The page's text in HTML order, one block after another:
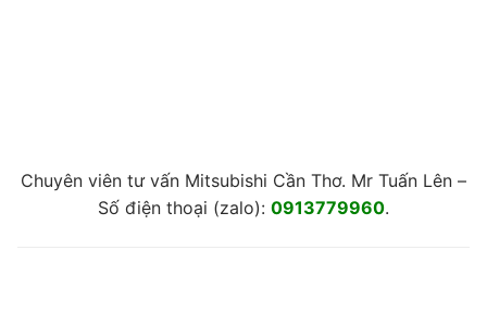
Chuyên viên tư vấn Mitsubishi Cần Thơ. Mr Tuấn Lên –
Số điện thoại (zalo): 0913779960.